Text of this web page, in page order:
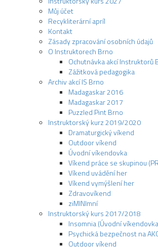
Můj účet
Recykliterární apríl
Kontakt
Zásady zpracování osobních údajů
O Instruktorech Brno
Ochutnávka akcí Instruktorů
Zážitková pedagogika
Archiv akcí IS Brno
Madagaskar 2016
Madagaskar 2017
Puzzled Pint Brno
Instruktorský kurz 2019/2020
Dramaturgický víkend
Outdoor víkend
Úvodní víkendovka
Víkend práce se skupinou
Víkend uvádění her
Víkend vymýšlení her
Zdravovíkend
ziMINImní
Instruktorský kurs 2017/2018
Insomnia (Úvodní
Psychická bezpečnost na
Outdoor víkend